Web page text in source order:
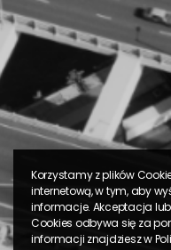
Korzystamy z plików
internetową, w tym, aby
informacje. Akceptacja
Cookies odbywa się za
informacji znajdziesz w